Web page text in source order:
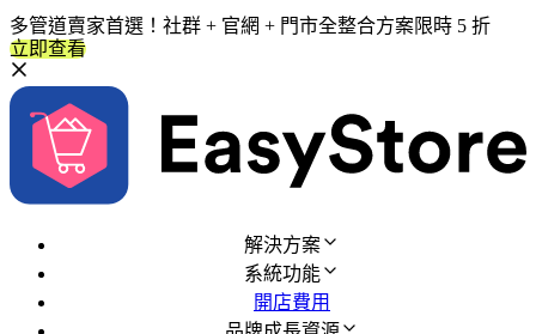
多管道賣家首選！社群 + 官網 + 門市全整合方案限時 5 折
立即查看
解決方案
系統功能
開店費用